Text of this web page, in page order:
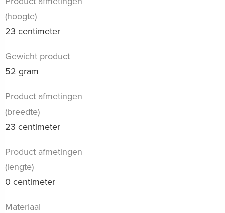
(hoogte)
23 centimeter
Gewicht product
52 gram
Product afmetingen
(breedte)
23 centimeter
Product afmetingen
(lengte)
0 centimeter
Materiaal